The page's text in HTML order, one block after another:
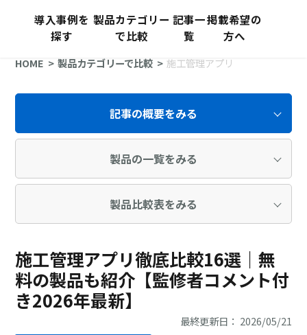
導入事例を
探す
製品カテゴリー
で比較
記事一
覧
掲載希望の
方へ
HOME 製品カテゴリーで比較 施工管理アプリ
記事の概要をみる
製品の一覧をみる
製品比較表をみる
施工管理アプリ徹底比較16選｜無
料の製品も紹介【監修者コメント付
き2026年最新】
最終更新日： 2026/05/21